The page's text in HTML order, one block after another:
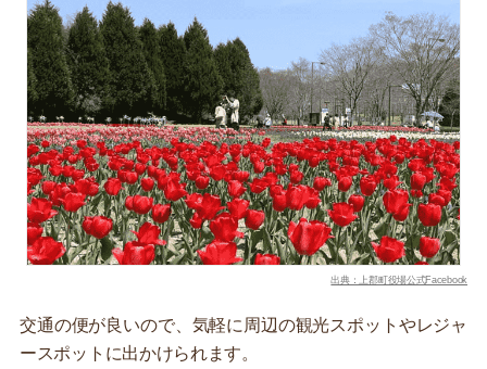
出典：上郡町役場公式Facebook
交通の便が良いので、気軽に周辺の観光スポットやレジャ
ースポットに出かけられます。